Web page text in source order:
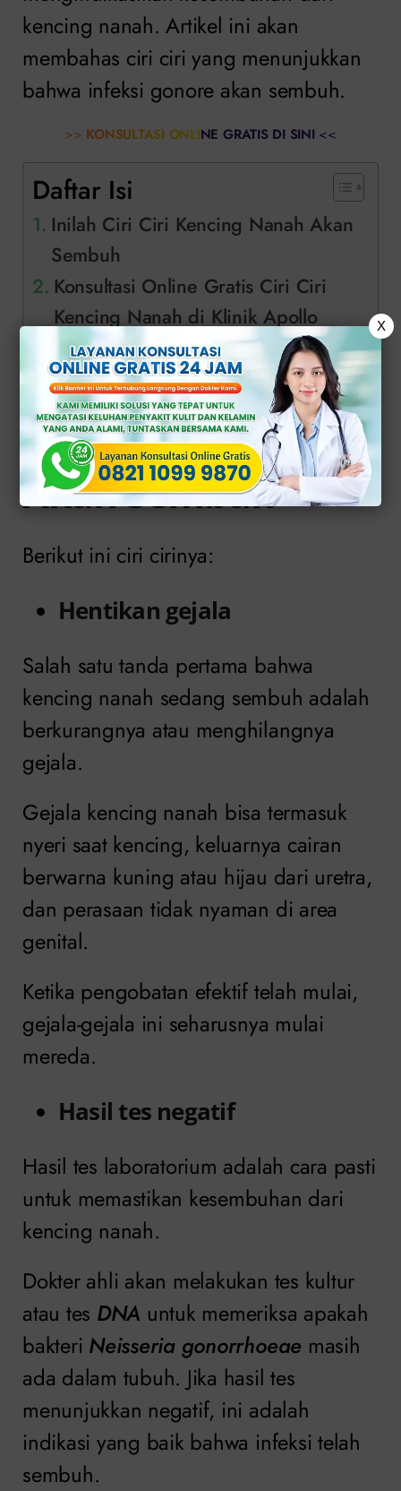
kencing nanah. Artikel ini akan
membahas ciri ciri yang menunjukkan
bahwa infeksi gonore akan sembuh.
>> KONSULTASI ONLINE GRATIS DI SINI <<
Daftar Isi
Inilah Ciri Ciri Kencing Nanah Akan
Sembuh
Konsultasi Online Gratis Ciri Ciri
Kencing Nanah di Klinik Apollo
Inilah Ciri Ciri
Kencing Nanah
Akan Sembuh
Berikut ini ciri cirinya:
Hentikan gejala
Salah satu tanda pertama bahwa
kencing nanah sedang sembuh adalah
berkurangnya atau menghilangnya
gejala.
Gejala kencing nanah bisa termasuk
nyeri saat kencing, keluarnya cairan
berwarna kuning atau hijau dari uretra,
dan perasaan tidak nyaman di area
genital.
Ketika pengobatan efektif telah mulai,
gejala-gejala ini seharusnya mulai
mereda.
Hasil tes negatif
Hasil tes laboratorium adalah cara pasti
untuk memastikan kesembuhan dari
kencing nanah.
Dokter ahli akan melakukan tes kultur
atau tes DNA untuk memeriksa apakah
bakteri Neisseria gonorrhoeae masih
ada dalam tubuh. Jika hasil tes
menunjukkan negatif, ini adalah
indikasi yang baik bahwa infeksi telah
sembuh.
X